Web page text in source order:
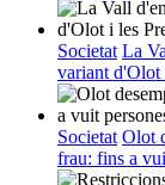
Societat La
variant d'Olot
Societat Olot
frau: fins a